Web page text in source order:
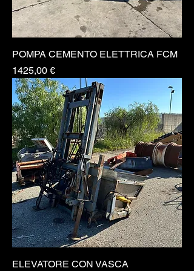
POMPA CEMENTO ELETTRICA FCM
Prezzo
1425,00 €
ELEVATORE CON VASCA